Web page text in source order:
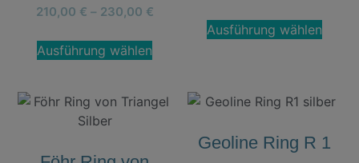
210,00 € – 230,00 €
Ausführung wählen
Ausführung wählen
Geoline Ring R 1